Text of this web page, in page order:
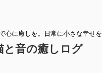
心に癒しを。日常に小さな幸せを
と音の癒しログ